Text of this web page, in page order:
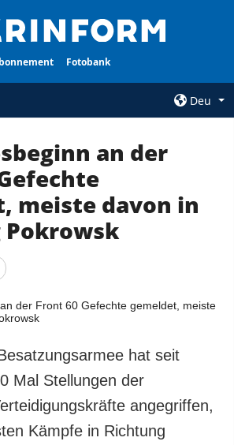
Fotobank
Deu
AGENTUR
Über uns
Kontakte
und zum Schutz
an der
meiste davon in
Pokrowsk
hat seit
Mal Stellungen der
angegriffen,
Kämpfe in Richtung